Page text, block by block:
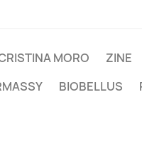
MORO ZINE
BIOBELLUS